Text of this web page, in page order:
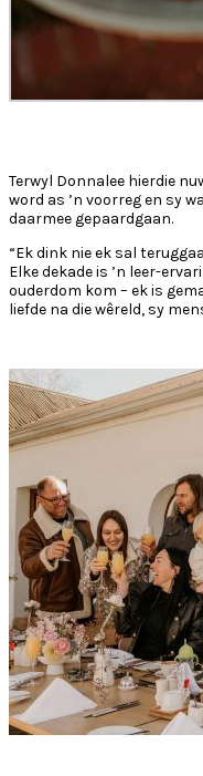
Terwyl Donnalee hierdie
word as ’n voorreg en sy
daarmee gepaardgaan.
“Ek dink nie ek sal
Elke dekade is ’n leer-
ouderdom kom – ek is
liefde na die wêreld, sy